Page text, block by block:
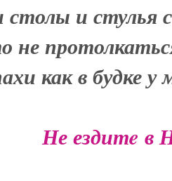
столы и стулья
не
как в будке
Не ездитe в